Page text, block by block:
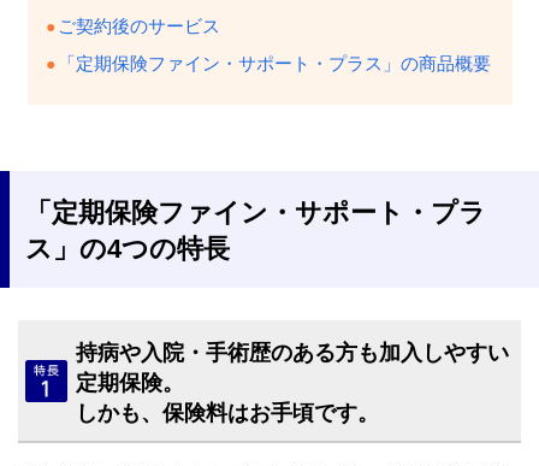
ご契約後のサービス
「定期保険ファイン・サポート・プラス」の商品概要
「定期保険ファイン・サポート・プラ
ス」の4つの特長
持病や入院・手術歴のある方も加入しやすい
定期保険。
しかも、保険料はお手頃です。